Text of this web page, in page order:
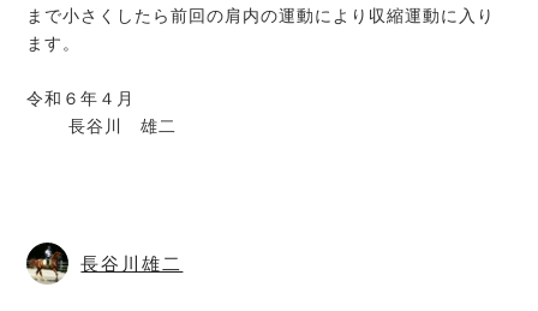
まで小さくしたら前回の肩内の運動により収縮運動に入り
ます。
令和６年４月
長谷川 雄二
長谷川雄二